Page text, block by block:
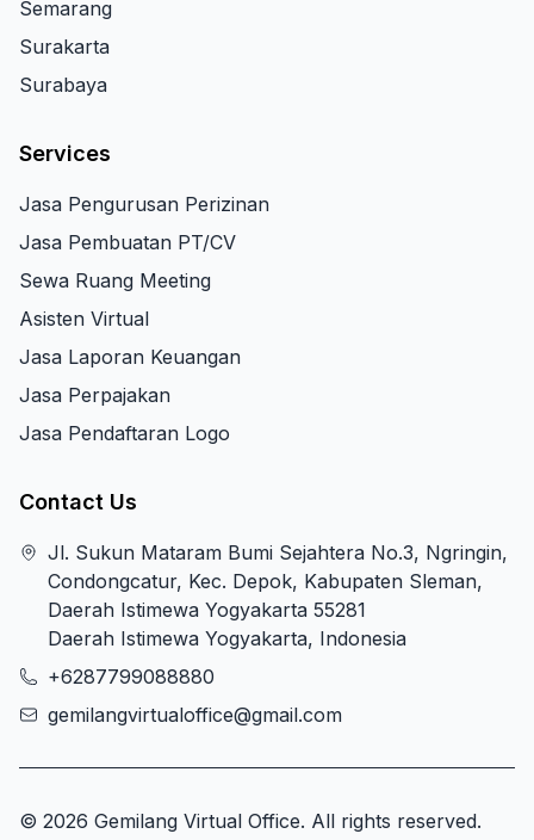
Semarang
Surakarta
Surabaya
Services
Jasa Pengurusan Perizinan
Jasa Pembuatan PT/CV
Sewa Ruang Meeting
Asisten Virtual
Jasa Laporan Keuangan
Jasa Perpajakan
Jasa Pendaftaran Logo
Contact Us
Jl. Sukun Mataram Bumi Sejahtera No.3, Ngringin,
Condongcatur, Kec. Depok, Kabupaten Sleman,
Daerah Istimewa Yogyakarta 55281
Daerah Istimewa Yogyakarta, Indonesia
+6287799088880
gemilangvirtualoffice@gmail.com
© 2026 Gemilang Virtual Office. All rights reserved.